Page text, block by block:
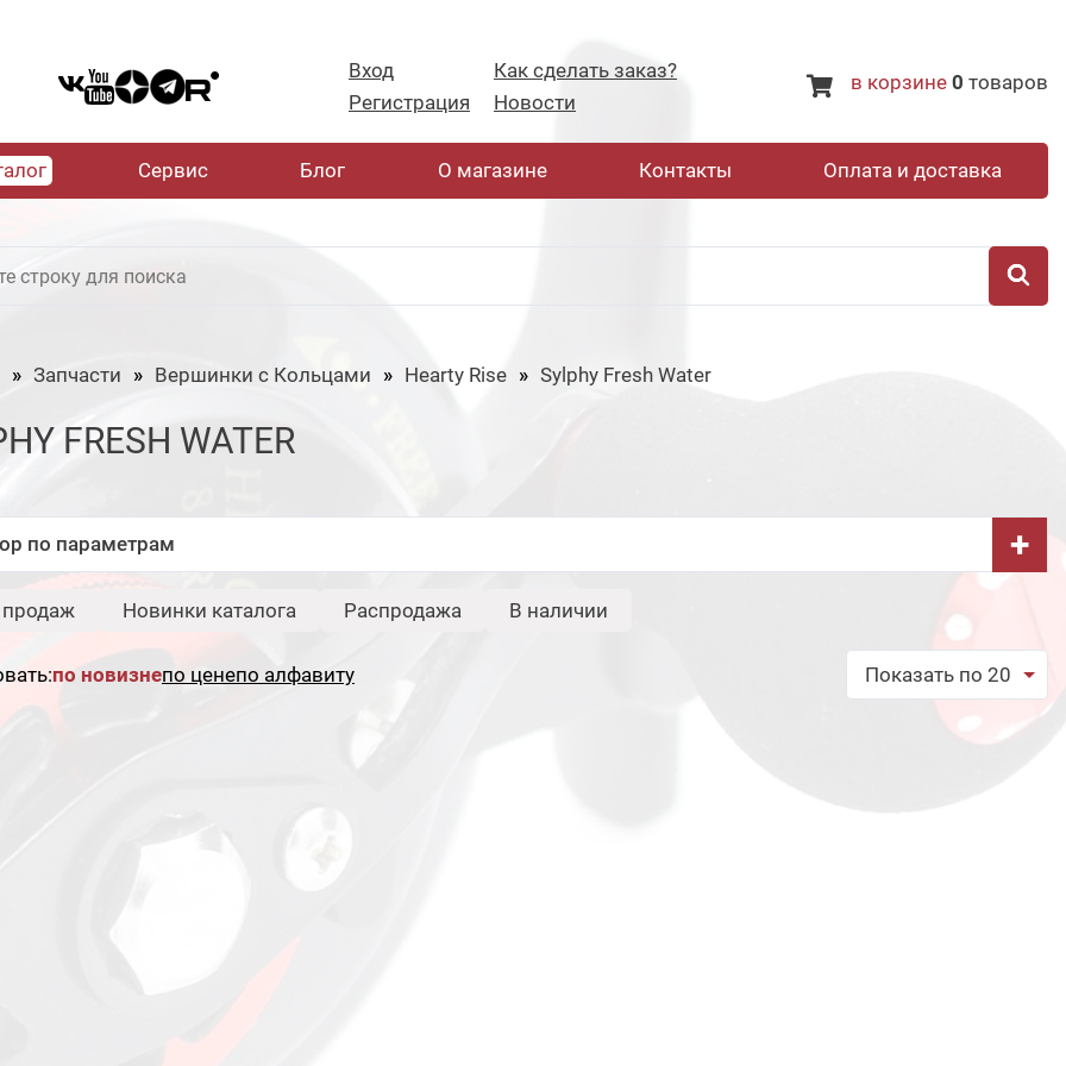
Вход
Как сделать заказ?
Регистрация
Новости
в корзине 0 товаров
Cервис Блог О магазине Контакты Оплата и доставка
Запчасти Вершинки с Кольцами Hearty Rise Sylphy Fresh Water
FRESH WATER
по параметрам +
Бренд:
Свернуть
Новинки каталога Распродажа В наличии
по новизнепо ценепо алфавиту Показать по 20